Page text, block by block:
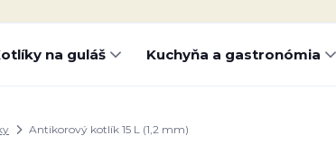
na guláš Kuchyňa a gastronómia
Antikorový kotlík 15 L (1,2 mm)